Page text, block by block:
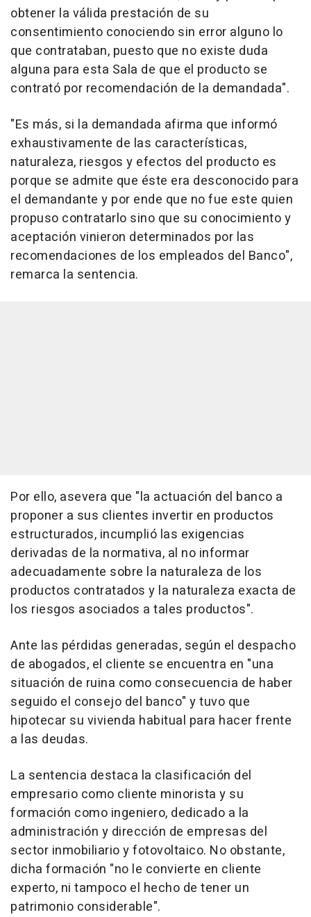
obtener la válida prestación de su
consentimiento conociendo sin error alguno lo
que contrataban, puesto que no existe duda
alguna para esta Sala de que el producto se
contrató por recomendación de la demandada".
"Es más, si la demandada afirma que informó
exhaustivamente de las características,
naturaleza, riesgos y efectos del producto es
porque se admite que éste era desconocido para
el demandante y por ende que no fue este quien
propuso contratarlo sino que su conocimiento y
aceptación vinieron determinados por las
recomendaciones de los empleados del Banco",
remarca la sentencia.
Por ello, asevera que "la actuación del banco a
proponer a sus clientes invertir en productos
estructurados, incumplió las exigencias
derivadas de la normativa, al no informar
adecuadamente sobre la naturaleza de los
productos contratados y la naturaleza exacta de
los riesgos asociados a tales productos".
Ante las pérdidas generadas, según el despacho
de abogados, el cliente se encuentra en "una
situación de ruina como consecuencia de haber
seguido el consejo del banco" y tuvo que
hipotecar su vivienda habitual para hacer frente
a las deudas.
La sentencia destaca la clasificación del
empresario como cliente minorista y su
formación como ingeniero, dedicado a la
administración y dirección de empresas del
sector inmobiliario y fotovoltaico. No obstante,
dicha formación "no le convierte en cliente
experto, ni tampoco el hecho de tener un
patrimonio considerable".